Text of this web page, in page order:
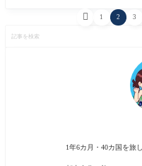
 1 2 3
1年6カ月・40カ国を旅